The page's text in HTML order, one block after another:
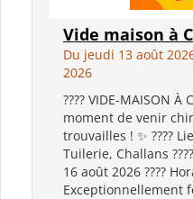
Vide maison à
Du jeudi 13 août
2026
???? VIDE-MAISON À
moment de venir
trouvailles ! ✨ ????
Tuilerie, Challans
16 août 2026 ????
Exceptionnellement